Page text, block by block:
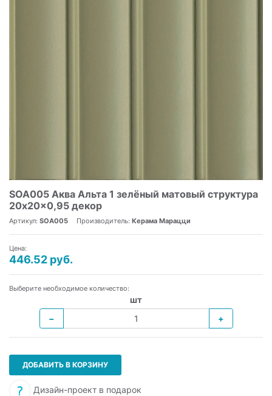
SOA005 Аква Альта 1 зелёный матовый структура
20x20x0,95 декор
Артикул: SOA005 Производитель: Керама Марацци
Цена:
446.52 руб.
Выберите необходимое количество:
шт
−
+
ДОБАВИТЬ В КОРЗИНУ
Дизайн-проект в подарок